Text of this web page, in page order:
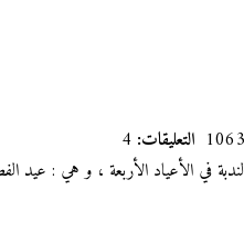
التعليقات:
في الأعياد الأربعة ، و هي : عيد